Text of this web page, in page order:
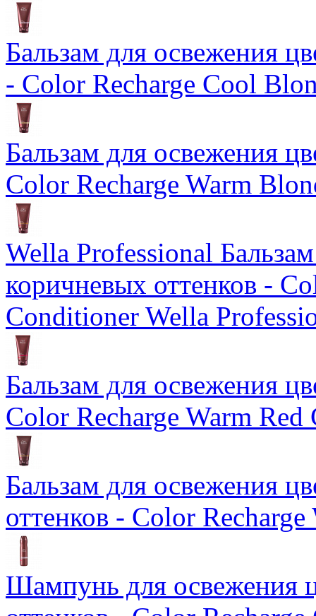
Бальзам для освежения
- Color Recharge Cool
Бальзам для освежения
Color Recharge Warm
Wella Professional
коричневых оттенков -
Conditioner Wella
Бальзам для освежения
Color Recharge Warm
Бальзам для освежения
оттенков - Color
Шампунь для освежения